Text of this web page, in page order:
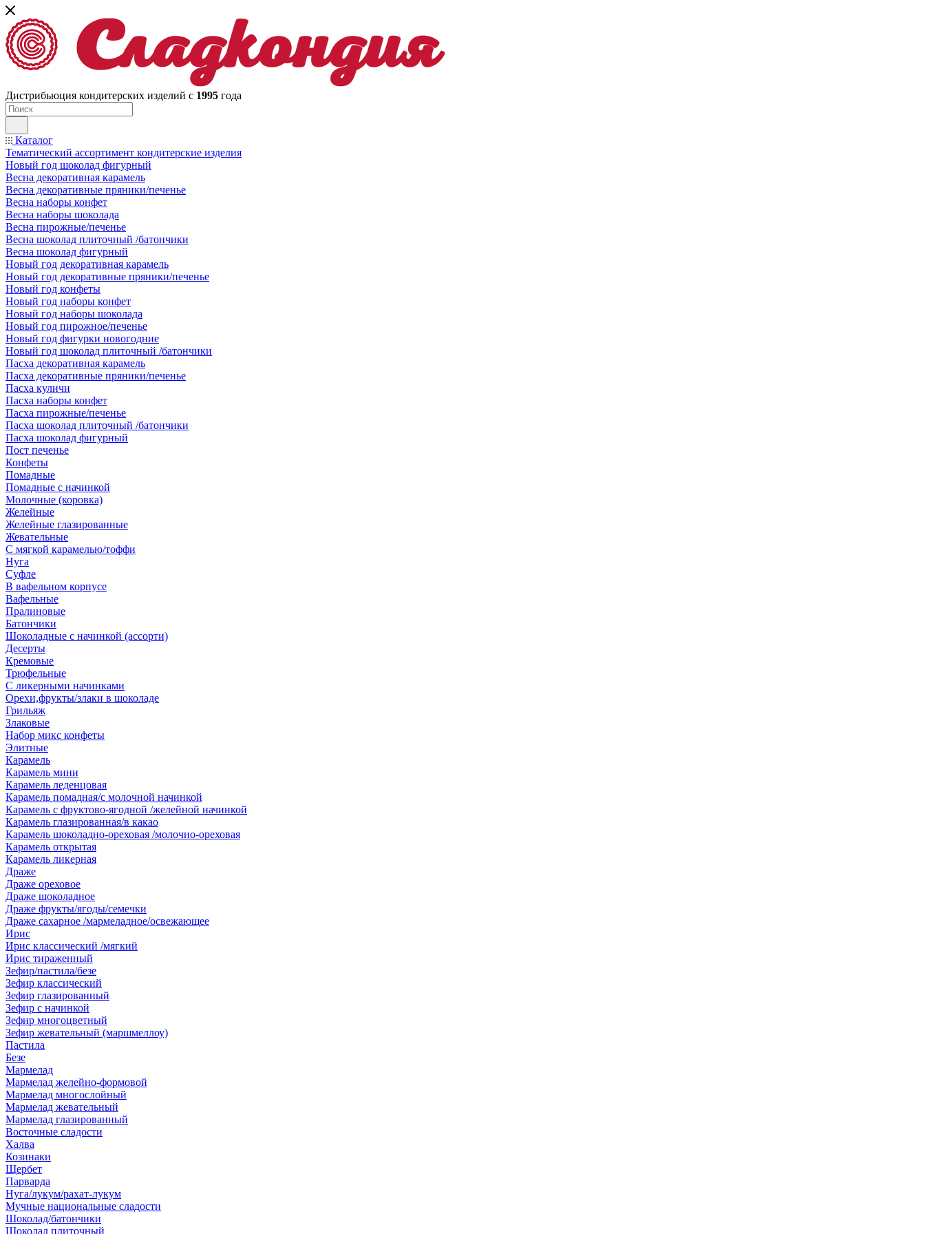
Дистрибьюция кондитерских изделий с 1995 года
Каталог
Тематический ассортимент кондитерские изделия
Новый год шоколад фигурный
Весна декоративная карамель
Весна декоративные пряники/печенье
Весна наборы конфет
Весна наборы шоколада
Весна пирожные/печенье
Весна шоколад плиточный /батончики
Весна шоколад фигурный
Новый год декоративная карамель
Новый год декоративные пряники/печенье
Новый год конфеты
Новый год наборы конфет
Новый год наборы шоколада
Новый год пирожное/печенье
Новый год фигурки новогодние
Новый год шоколад плиточный /батончики
Пасха декоративная карамель
Пасха декоративные пряники/печенье
Пасха куличи
Пасха наборы конфет
Пасха пирожные/печенье
Пасха шоколад плиточный /батончики
Пасха шоколад фигурный
Пост печенье
Конфеты
Помадные
Помадные с начинкой
Молочные (коровка)
Желейные
Желейные глазированные
Жевательные
С мягкой карамелью/тоффи
Нуга
Суфле
В вафельном корпусе
Вафельные
Пралиновые
Батончики
Шоколадные с начинкой (ассорти)
Десерты
Кремовые
Трюфельные
С ликерными начинками
Орехи,фрукты/злаки в шоколаде
Грильяж
Злаковые
Набор микс конфеты
Элитные
Карамель
Карамель мини
Карамель леденцовая
Карамель помадная/с молочной начинкой
Карамель с фруктово-ягодной /желейной начинкой
Карамель глазированная/в какао
Карамель шоколадно-ореховая /молочно-ореховая
Карамель открытая
Карамель ликерная
Драже
Драже ореховое
Драже шоколадное
Драже фрукты/ягоды/семечки
Драже сахарное /мармеладное/освежающее
Ирис
Ирис классический /мягкий
Ирис тираженный
Зефир/пастила/безе
Зефир классический
Зефир глазированный
Зефир с начинкой
Зефир многоцветный
Зефир жевательный (маршмеллоу)
Пастила
Безе
Мармелад
Мармелад желейно-формовой
Мармелад многослойный
Мармелад жевательный
Мармелад глазированный
Восточные сладости
Халва
Козинаки
Щербет
Парварда
Нуга/лукум/рахат-лукум
Мучные национальные сладости
Шоколад/батончики
Шоколад плиточный